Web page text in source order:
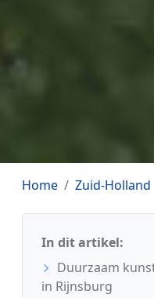
Home Zuid-Holland
In dit artikel:
Duurzaam
in Rijnsburg